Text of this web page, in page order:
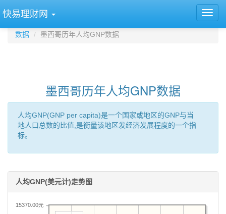
快易理财网
数据 墨西哥历年人均GNP数据
墨西哥历年人均GNP数据
人均GNP(GNP per capita)是一个国家或地区的GNP与当
地人口总数的比值,是衡量该地区发经济发展程度的一个指
标。
人均GNP(美元计)走势图
15370.00元